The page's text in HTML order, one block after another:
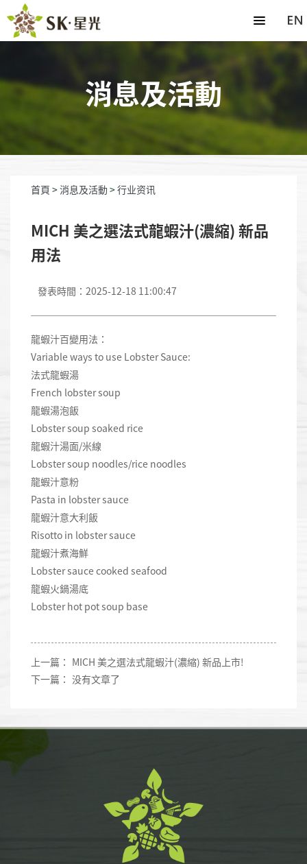
消息及活動
首頁 >消息及活動>行业资讯
MICH 美之選法式龍蝦汁(濃縮) 新品
用法
發表時間：2025-12-18 11:00:47
龍蝦汁百變用法：
Variable ways to use Lobster Sauce:
法式龍蝦湯
French lobster soup
龍蝦湯泡飯
Lobster soup soaked rice
龍蝦汁湯面/米線
Lobster soup noodles/rice noodles
龍蝦汁意粉
Pasta in lobster sauce
龍蝦汁意大利飯
Risotto in lobster sauce
龍蝦汁煮海鮮
Lobster sauce cooked seafood
龍蝦火鍋湯底
Lobster hot pot soup base
上一篇： MICH 美之選法式龍蝦汁(濃縮) 新品上市!
下一篇： 没有文章了